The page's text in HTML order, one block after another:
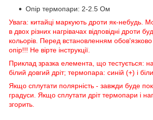
Опір термопари: 2-2.5 Ом
Увага: китайці маркують дроти як-небудь.
в двох різних нагрівачах відповідні дроти
кольорів. Перед встановленням
опір!!! Не вірте інструкції.
Приклад зразка елемента , що тестується:
білий довгий дріт; термопара: синій (+) і
Якщо сплутати полярність - завжди буде
градуси. Якщо сплутати дріт термопари і
згорить.